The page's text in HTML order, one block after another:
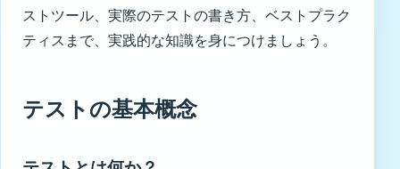
ストツール、実際のテストの書き方、ベストプラク
ティスまで、実践的な知識を身につけましょう。
テストの基本概念